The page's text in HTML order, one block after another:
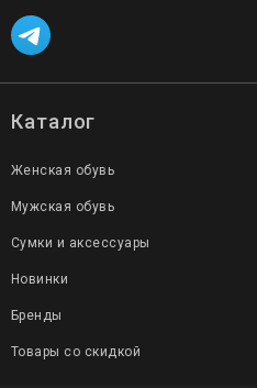
Каталог
Женская обувь
Мужская обувь
Сумки и аксессуары
Новинки
Бренды
Товары со скидкой